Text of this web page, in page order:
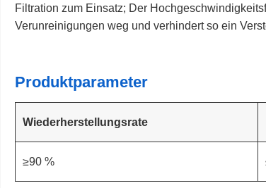
Filtration zum Einsatz; Der
Verunreinigungen weg und verhindert so ein
Produktparameter
Wiederherstellungsrate
≥90 %